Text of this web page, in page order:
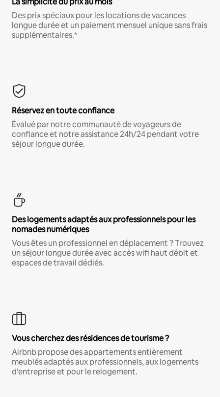
Des prix spéciaux pour les locations de vacances
longue durée et un paiement mensuel unique sans frais
supplémentaires.*
Réservez en toute confiance
Évalué par notre communauté de voyageurs de
confiance et notre assistance 24h/24 pendant votre
séjour longue durée.
Des logements adaptés aux professionnels pour les
nomades numériques
Vous êtes un professionnel en déplacement ? Trouvez
un séjour longue durée avec accès wifi haut débit et
espaces de travail dédiés.
Vous cherchez des résidences de tourisme ?
Airbnb propose des appartements entièrement
meublés adaptés aux professionnels, aux logements
d'entreprise et pour le relogement.